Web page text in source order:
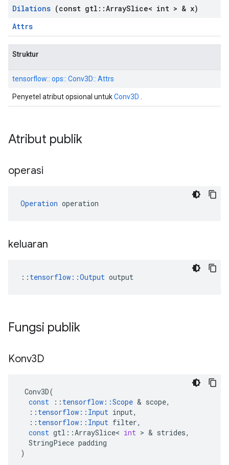
Dilations (const gtl ::ArraySlice< int > & x)
Attrs
Struktur
tensorflow:: ops:: Conv3D:: Attrs
Penyetel atribut opsional untukConv3D
Atribut publik
operasi
Operation operation
keluaran
:: tensorflow::Output output
Fungsi publik
Konv3D
Conv3D(
const
:: tensorflow ::Scope & scope,
:: tensorflow :: Input input,
:: tensorflow :: Input filter,
const gtl ::ArraySlice< int > & strides,
StringPiece padding
)